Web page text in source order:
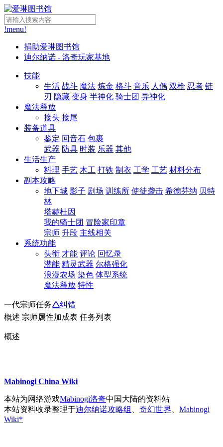
!menu!
捐助爱琳图书馆
迪尔纳诺 - 洛奇玩家基地
技能
生活 战斗 魔法 炼金 格斗 音乐 人偶 双枪 忍者 链
刃 隐藏 变身 半神化 骑士团 异神化
魔法释放
接头 接尾
装备道具
鉴定 回音石 包裹
武器 防具 时装 乐器 其他
生活生产
料理 手艺 木工 打铁 制衣 工学 工艺 材料分布
副本攻略
地下城 影子 剧场 训练所 使徒袭击 希德芬纳 贝特
林
塔赫杜因
我的骑士团 冒险家印章
宗师 升段 主线相关
系统功能
头衔 才能 评论 回忆录
潜能 精灵武器 尔格强化
浪漫农场 染色 体型系统
魔法释放 特性
一代宗师任务🛆纠错
概述 宗师属性加成表 任务列表
概述
Mabinogi China Wiki
本站为网络游戏Mabinogi洛奇中国大陆的资料站
本站资料收录整理于迪尔纳诺攻略组 奇幻世界
Mabinogi
Wiki*